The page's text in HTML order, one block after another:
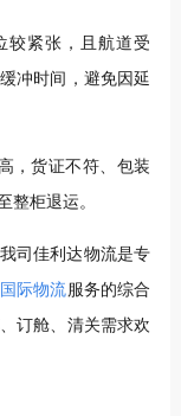
较紧张，且航道受
冲时间，避免因延
，货证不符、包装
整柜退运。
司佳利达物流是专
国际物流 服务的综合
、订舱、清关需求欢